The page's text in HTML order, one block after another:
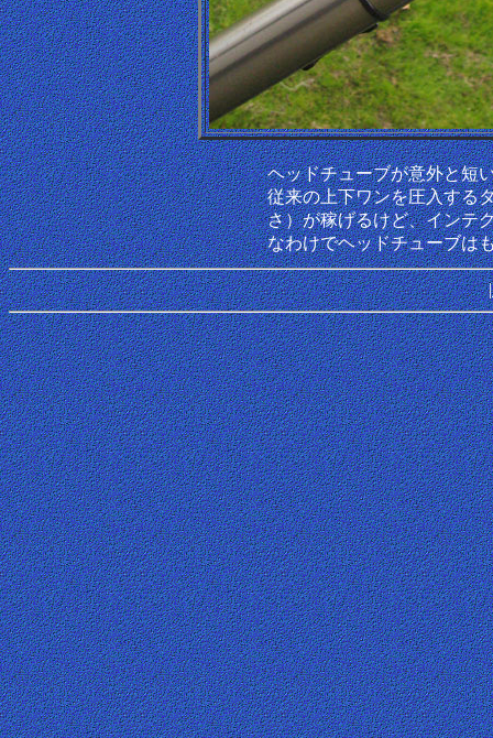
ヘッドチューブが意外と短
従来の上下ワンを圧入する
さ）が稼げるけど、インテ
なわけでヘッドチューブは
|